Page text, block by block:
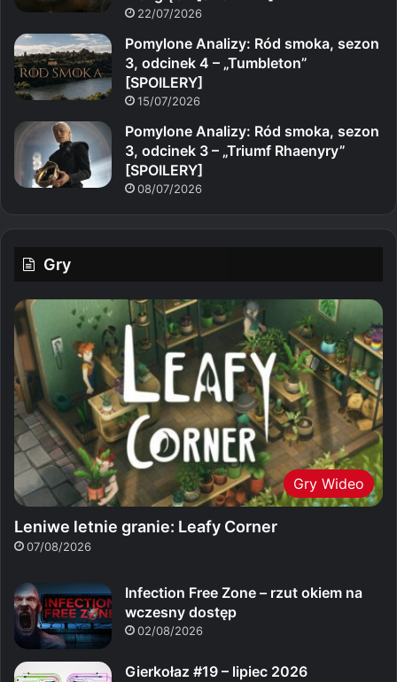
22/07/2026
Pomylone Analizy: Ród smoka, sezon
3, odcinek 4 – „Tumbleton”
[SPOILERY]
15/07/2026
Pomylone Analizy: Ród smoka, sezon
3, odcinek 3 – „Triumf Rhaenyry”
[SPOILERY]
08/07/2026
Gry
Gry Wideo
Leniwe letnie granie: Leafy Corner
07/08/2026
Infection Free Zone – rzut okiem na
wczesny dostęp
02/08/2026
Gierkołaz #19 – lipiec 2026